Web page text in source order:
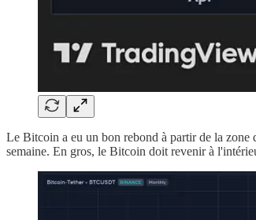
Le Bitcoin a eu un bon rebond à partir de la zone
semaine. En gros, le Bitcoin doit revenir à